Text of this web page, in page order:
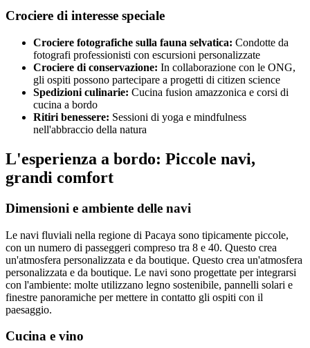
Crociere di interesse speciale
Crociere fotografiche sulla fauna selvatica: Condotte da
fotografi professionisti con escursioni personalizzate
Crociere di conservazione: In collaborazione con le ONG,
gli ospiti possono partecipare a progetti di citizen science
Spedizioni culinarie: Cucina fusion amazzonica e corsi di
cucina a bordo
Ritiri benessere: Sessioni di yoga e mindfulness
nell'abbraccio della natura
L'esperienza a bordo: Piccole navi,
grandi comfort
Dimensioni e ambiente delle navi
Le navi fluviali nella regione di Pacaya sono tipicamente piccole,
con un numero di passeggeri compreso tra 8 e 40. Questo crea
un'atmosfera personalizzata e da boutique. Questo crea un'atmosfera
personalizzata e da boutique. Le navi sono progettate per integrarsi
con l'ambiente: molte utilizzano legno sostenibile, pannelli solari e
finestre panoramiche per mettere in contatto gli ospiti con il
paesaggio.
Cucina e vino